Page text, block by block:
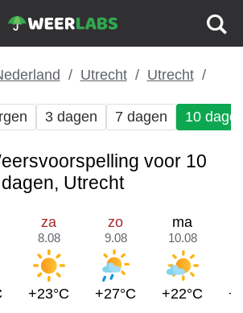
Utrecht Utrecht
3 dagen 7 dagen 10
voor 10
dagen, Utrecht
za
8.08
+23°C
zo
9.08
+27°C
ma
10.08
+22°C